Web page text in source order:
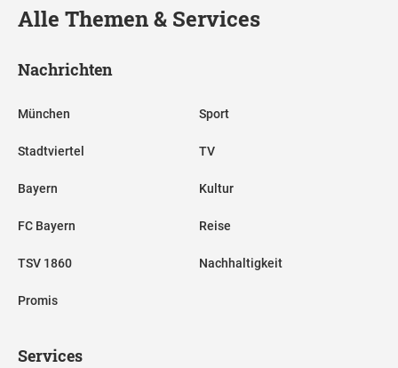
Alle Themen & Services
Nachrichten
München
Stadtviertel
Bayern
FC Bayern
TSV 1860
Promis
Sport
TV
Kultur
Reise
Nachhaltigkeit
Services